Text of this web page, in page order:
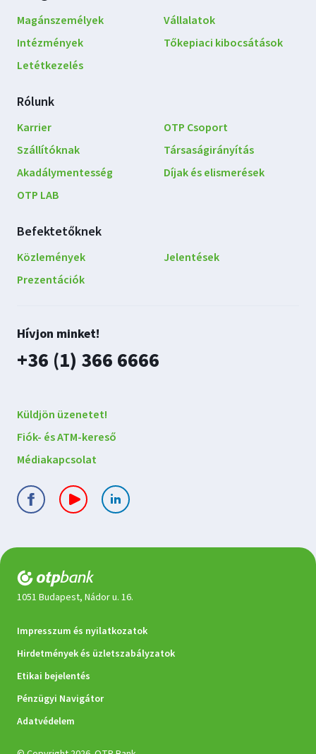
navigáció
Magánszemélyek
Vállalatok
Intézmények
Tőkepiaci kibocsátások
Letétkezelés
Rólunk
Karrier
Szállítóknak
Akadálymentesség
OTP LAB
OTP Csoport
Társaságirányítás
Díjak és elismerések
Befektetőknek
Közlemények
Jelentések
Prezentációk
Lépjen
kapcsolatba
velünk
Hívjon minket!
plusz
+36 (1) 366 6666
Küldjön üzenetet!
Fiók- és ATM-kereső
Médiakapcsolat
1051 Budapest, Nádor u. 16.
Jogi
dokumentumok
Impresszum és nyilatkozatok
Hirdetmények és üzletszabályzatok
Etikai bejelentés
Pénzügyi Navigátor
Adatvédelem